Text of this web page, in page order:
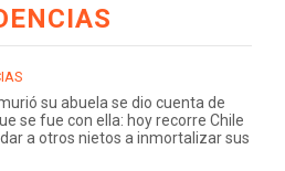
su abuela se dio cuenta de
se fue con ella: hoy recorre Chile
a otros nietos a inmortalizar sus